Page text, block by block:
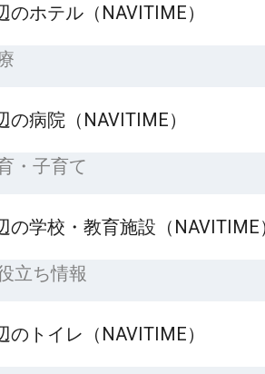
のホテル（NAVITIME）
の病院（NAVITIME）
・子育て
の学校・教育施設（NAVITIME
立ち情報
のトイレ（NAVITIME）